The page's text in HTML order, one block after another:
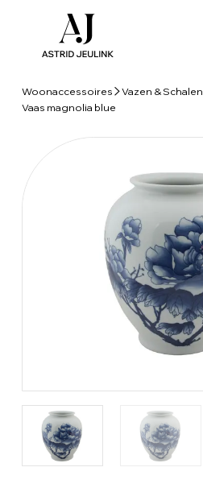
Woonaccessoires Vazen & Schalen
Vaas magnolia blue